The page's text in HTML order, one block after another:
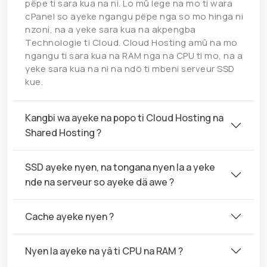
pëpe ti sara kua na ni. Lo mû lege na mo ti wara
cPanel so ayeke ngangu pëpe nga so mo hinga ni
nzoni, na a yeke sara kua na akpengba
Technologie ti Cloud. Cloud Hosting amû na mo
ngangu ti sara kua na RAM nga na CPU ti mo, na a
yeke sara kua na ni na ndö ti mbeni serveur SSD
kue.
Kangbi wa ayeke na popo ti Cloud Hosting na
Shared Hosting ?
SSD ayeke nyen, na tongana nyen la a yeke
nde na serveur so ayeke dä awe ?
Cache ayeke nyen ?
Nyen la ayeke na yâ ti CPU na RAM ?